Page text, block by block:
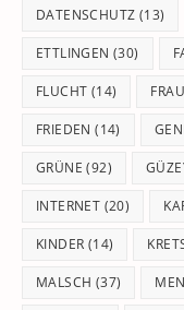
DATENSCHUTZ (13)
ETTLINGEN (30)
FLUCHT (14)
FRIEDEN (14)
GRÜNE (92)
INTERNET (20)
KINDER (14)
MALSCH (37)